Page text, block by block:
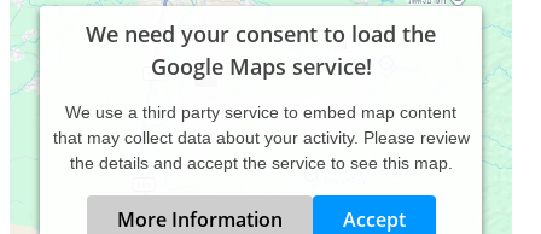
We need your consent to load the
Google Maps service!
We use a third party service to embed map content
that may collect data about your activity. Please review
the details and accept the service to see this map.
More Information Accept